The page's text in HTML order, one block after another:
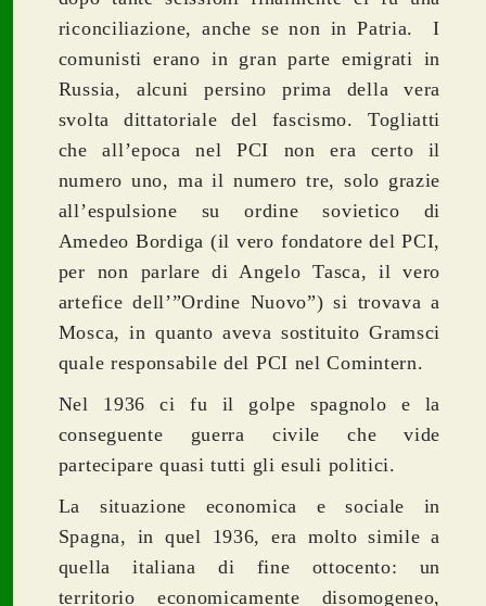
riconciliazione, anche se non in Patria. I
comunisti erano in gran parte emigrati in
Russia, alcuni persino prima della vera
svolta dittatoriale del fascismo. Togliatti
che all’epoca nel PCI non era certo il
numero uno, ma il numero tre, solo grazie
all’espulsione su ordine sovietico di
Amedeo Bordiga (il vero fondatore del PCI,
per non parlare di Angelo Tasca, il vero
artefice dell’”Ordine Nuovo”) si trovava a
Mosca, in quanto aveva sostituito Gramsci
quale responsabile del PCI nel Comintern.
Nel 1936 ci fu il golpe spagnolo e la
conseguente guerra civile che vide
partecipare quasi tutti gli esuli politici.
La situazione economica e sociale in
Spagna, in quel 1936, era molto simile a
quella italiana di fine ottocento: un
territorio economicamente disomogeneo,